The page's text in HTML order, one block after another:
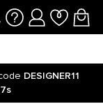
DESIGNER11